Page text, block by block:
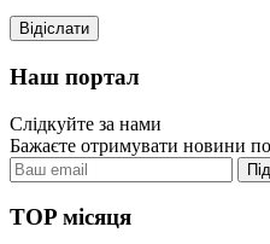
Наш портал
Слідкуйте за нами
Бажаєте отримувати новини
TOP місяця